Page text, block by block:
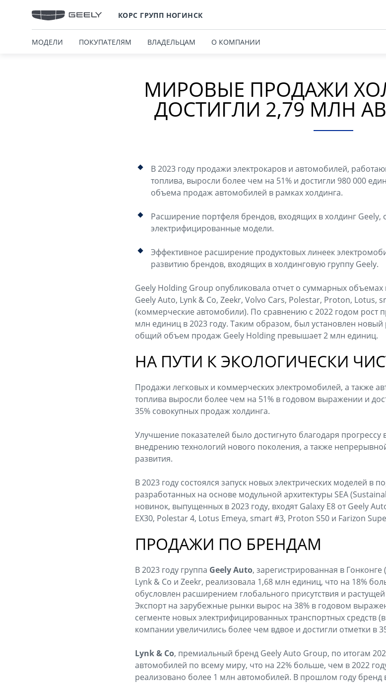
КОРС ГРУПП НОГИНСК
МОДЕЛИ ПОКУПАТЕЛЯМ ВЛАДЕЛЬЦАМ О КОМПАНИИ
МИРОВЫЕ ПРОДАЖИ
ДОСТИГЛИ 2,79 МЛН
В 2023 году продажи электрокаров и автомобилей,
топлива, выросли более чем на 51% и достигли 980 000
объема продаж автомобилей в рамках холдинга.
Расширение портфеля брендов, входящих в холдинг
электрифицированные модели.
Эффективное расширение продуктовых линеек
развитию брендов, входящих в холдинговую группу Geely.
Geely Holding Group опубликовала отчет о суммарных
Geely Auto, Lynk & Co, Zeekr, Volvo Cars, Polestar, Proton, Lotus,
(коммерческие автомобили). По сравнению с 2022 годом рост
млн единиц в 2023 году. Таким образом, был установлен
общий объем продаж Geely Holding превышает 2 млн единиц.
НА ПУТИ К ЭКОЛОГИЧЕСКИ
Продажи легковых и коммерческих электромобилей, а также
топлива выросли более чем на 51% в годовом выражении и
35% совокупных продаж холдинга.
Улучшение показателей было достигнуто благодаря прогрессу
внедрению технологий нового поколения, а также
развития.
В 2023 году состоялся запуск новых электрических моделей в
разработанных на основе модульной архитектуры SEA
новинок, выпущенных в 2023 году, входят Galaxy E8 от Geely
EX30, Polestar 4, Lotus Emeya, smart #3, Proton S50 и Farizon
ПРОДАЖИ ПО БРЕНДАМ
В 2023 году группа Geely Auto, зарегистрированная в
Lynk & Co и Zeekr, реализовала 1,68 млн единиц, что на 18%
обусловлен расширением глобального присутствия и
Экспорт на зарубежные рынки вырос на 38% в годовом
сегменте новых электрифицированных транспортных средств
компании увеличились более чем вдвое и достигли отметки в
Lynk & Co, премиальный бренд Geely Auto Group, по итогам
автомобилей по всему миру, что на 22% больше, чем в 2022
реализовано более 1 млн автомобилей. В прошлом году бренд